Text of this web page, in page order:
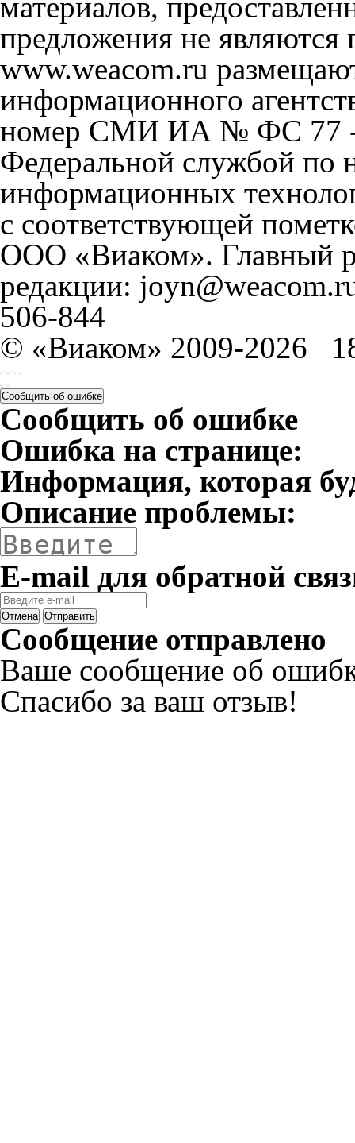
предложения не
www.weacom.ru
информационного
номер СМИ ИА № ФС 77 -
Федеральной службой по
информационных
с соответствующей
ООО «Виаком». Главный
редакции:
506-844
© «Виаком» 2009-2026
Сообщить об ошибке
Сообщить об ошибке
Ошибка на странице:
Информация, которая
Описание проблемы:
E-mail для обратной
Отмена Отправить
Сообщение отправлено
Ваше сообщение об
Спасибо за ваш отзыв!